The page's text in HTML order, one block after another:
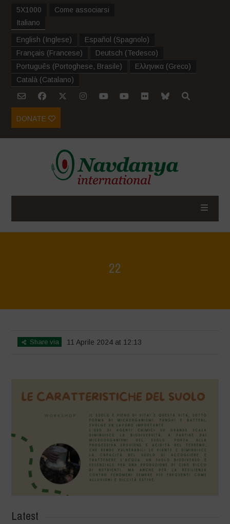
5X1000
Come associarsi
Italiano
English (Inglese) Español (Spagnolo)
Français (Francese) Deutsch (Tedesco)
Português (Portoghese, Brasile) Ελληνικα (Greco)
Català (Catalano)
DONATE
22
Share via 11 Aprile 2024 at 12:13
Latest